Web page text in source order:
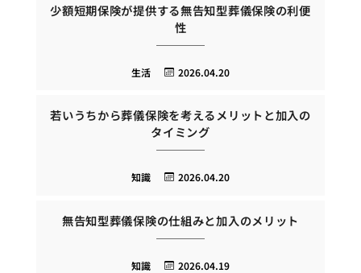
少額短期保険が提供する無告知型葬儀保険の利便
性
2026.04.20
生活
若いうちから葬儀保険を考えるメリットと加入の
タイミング
2026.04.20
知識
無告知型葬儀保険の仕組みと加入のメリット
2026.04.19
知識